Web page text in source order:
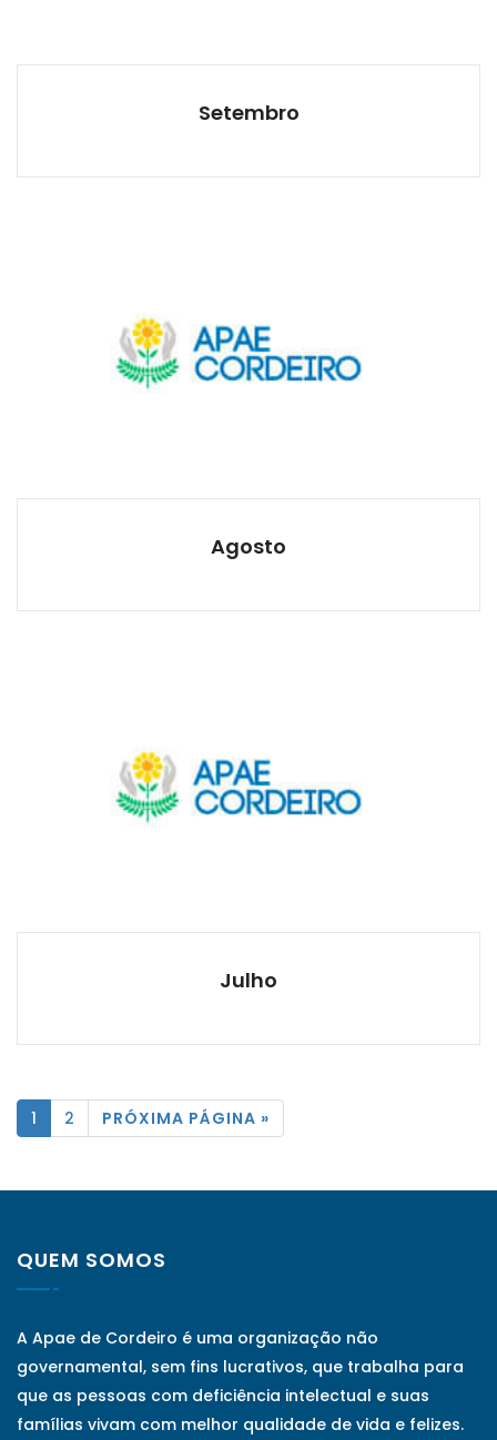
Setembro
Agosto
Julho
1 2 PRÓXIMA PÁGINA »
QUEM SOMOS
A Apae de Cordeiro é uma organização não
governamental, sem fins lucrativos, que trabalha para
que as pessoas com deficiência intelectual e suas
famílias vivam com melhor qualidade de vida e felizes.